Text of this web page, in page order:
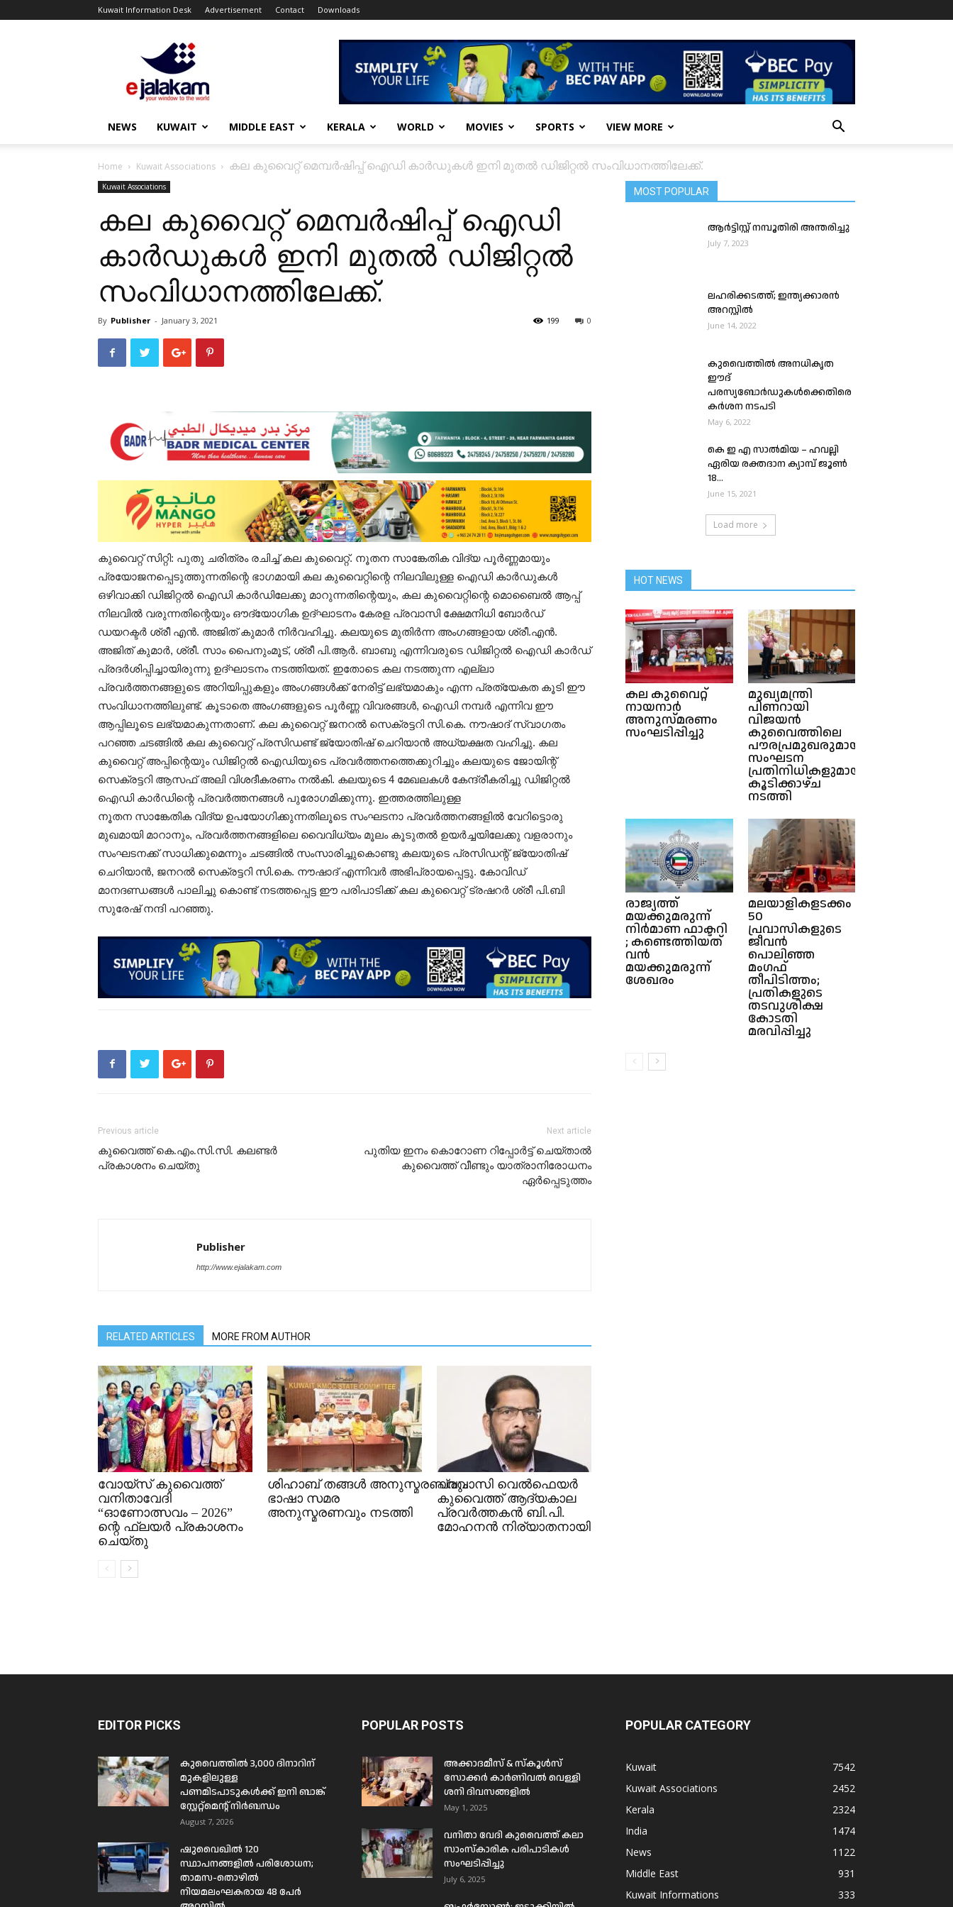
Kuwait Information Desk Advertisement Contact Downloads
ejalakam
NEWS KUWAIT MIDDLE EAST KERALA WORLD MOVIES SPORTS VIEW MORE
Home Kuwait Associations കല കുവൈറ്റ്‌ മെമ്പർഷിപ്പ്‌ ഐഡി കാർഡുകൾ ഇനി മുതൽ ഡിജിറ്റൽ സംവിധാനത്തിലേക്ക്.
Kuwait Associations
കല കുവൈറ്റ്‌ മെമ്പർഷിപ്പ്‌ ഐഡി
കാർഡുകൾ ഇനി മുതൽ ഡിജിറ്റൽ
സംവിധാനത്തിലേക്ക്.
By Publisher - January 3, 2021 0
199
കുവൈറ്റ് സിറ്റി: പുതു ചരിത്രം രചിച്ച് കല കുവൈറ്റ്. നൂതന സാങ്കേതിക വിദ്യ പൂർണ്ണമായും
പ്രയോജനപ്പെടുത്തുന്നതിന്റെ ഭാഗമായി കല കുവൈറ്റിന്റെ നിലവിലുള്ള ഐഡി കാർഡുകൾ
ഒഴിവാക്കി ഡിജിറ്റൽ ഐഡി കാർഡിലേക്കു മാറുന്നതിന്റെയും, കല കുവൈറ്റിന്റെ മൊബൈൽ ആപ്പ്
നിലവിൽ വരുന്നതിന്റെയും ഔദ്യോഗിക ഉദ്‌ഘാടനം കേരള പ്രവാസി ക്ഷേമനിധി ബോർഡ്
ഡയറക്ടർ ശ്രീ എൻ. അജിത് കുമാർ നിർവഹിച്ചു. കലയുടെ മുതിർന്ന അംഗങ്ങളായ ശ്രീ.എൻ.
അജിത് കുമാർ, ശ്രീ. സാം പൈനുംമൂട്, ശ്രീ പി.ആർ. ബാബു എന്നിവരുടെ ഡിജിറ്റൽ ഐഡി കാർഡ്
പ്രദർശിപ്പിച്ചായിരുന്നു ഉദ്ഘാടനം നടത്തിയത്. ഇതോടെ കല നടത്തുന്ന എല്ലാ
പ്രവർത്തനങ്ങളുടെ അറിയിപ്പുകളും അംഗങ്ങൾക്ക് നേരിട്ട് ലഭ്യമാകും എന്ന പ്രത്യേകത കൂടി ഈ
സംവിധാനത്തിലുണ്ട്. കൂടാതെ അംഗങ്ങളുടെ പൂർണ്ണ വിവരങ്ങൾ, ഐഡി നമ്പർ എന്നിവ ഈ
ആപ്പിലൂടെ ലഭ്യമാകുന്നതാണ്. കല കുവൈറ്റ് ജനറൽ സെക്രട്ടറി സി.കെ. നൗഷാദ് സ്വാഗതം
പറഞ്ഞ ചടങ്ങിൽ കല കുവൈറ്റ് പ്രസിഡണ്ട് ജ്യോതിഷ് ചെറിയാൻ അധ്യക്ഷത വഹിച്ചു. കല
കുവൈറ്റ് അപ്പിന്റെയും ഡിജിറ്റൽ ഐഡിയുടെ പ്രവർത്തനത്തെക്കുറിച്ചും കലയുടെ ജോയിന്റ്
സെക്രട്ടറി ആസഫ് അലി വിശദീകരണം നൽകി. കലയുടെ 4 മേഖലകൾ കേന്ദ്രീകരിച്ചു ഡിജിറ്റൽ
ഐഡി കാർഡിന്റെ പ്രവർത്തനങ്ങൾ പുരോഗമിക്കുന്നു. ഇത്തരത്തിലുള്ള
നൂതന സാങ്കേതിക വിദ്യ ഉപയോഗിക്കുന്നതിലൂടെ സംഘടനാ പ്രവർത്തനങ്ങളിൽ വേറിട്ടൊരു
മുഖമായി മാറാനും, പ്രവർത്തനങ്ങളിലെ വൈവിധ്യം മൂലം കൂടുതൽ ഉയർച്ചയിലേക്കു വളരാനും
സംഘടനക്ക് സാധിക്കുമെന്നും ചടങ്ങിൽ സംസാരിച്ചുകൊണ്ടു കലയുടെ പ്രസിഡന്റ് ജ്യോതിഷ്
ചെറിയാൻ, ജനറൽ സെക്രട്ടറി സി.കെ. നൗഷാദ് എന്നിവർ അഭിപ്രായപ്പെട്ടു. കോവിഡ്
മാനദണ്ഡങ്ങൾ പാലിച്ചു കൊണ്ട് നടത്തപ്പെട്ട ഈ പരിപാടിക്ക് കല കുവൈറ്റ് ട്രഷറർ ശ്രീ പി.ബി
സുരേഷ് നന്ദി പറഞ്ഞു.
Previous article
കുവൈത്ത് കെ.എം.സി.സി. കലണ്ടർ
പ്രകാശനം ചെയ്തു
Next article
പുതിയ ഇനം കൊറോണ റിപ്പോർട്ട് ചെയ്താൽ
കുവൈത്ത് വീണ്ടും യാത്രാനിരോധനം
ഏർപ്പെടുത്തം
Publisher
http://www.ejalakam.com
RELATED ARTICLES MORE FROM AUTHOR
വോയ്സ് കുവൈത്ത്
വനിതാവേദി
“ഓണോത്സവം – 2026”
ന്റെ ഫ്ലയർ പ്രകാശനം
ചെയ്തു
ശിഹാബ് തങ്ങൾ അനുസ്മരണവും
ഭാഷാ സമര
അനുസ്മരണവും നടത്തി
പ്രവാസി വെൽഫെയർ
കുവൈത്ത് ആദ്യകാല
പ്രവർത്തകൻ ബി.പി.
മോഹനൻ നിര്യാതനായി
MOST POPULAR
ആര്‍ട്ടിസ്റ്റ് നമ്പൂതിരി അന്തരിച്ചു
July 7, 2023
ലഹരിക്കടത്ത്; ഇന്ത്യക്കാരൻ
അറസ്റ്റിൽ
June 14, 2022
കുവൈത്തിൽ അനധികൃത
ഈദ്
പരസ്യബോർഡുകൾക്കെതിരെ
കർശന നടപടി
May 6, 2022
കെ ഇ എ സാൽമിയ – ഹവല്ലി
ഏരിയ രക്തദാന ക്യാമ്പ് ജൂൺ
18...
June 15, 2021
Load more
HOT NEWS
കല കുവൈറ്റ്
നായനാർ
അനുസ്മരണം
സംഘടിപ്പിച്ചു
മുഖ്യമന്ത്രി
പിണറായി
വിജയൻ
കുവൈത്തിലെ
പൗരപ്രമുഖരുമായും
സംഘടന
പ്രതിനിധികളുമായും
കൂടിക്കാഴ്ച
നടത്തി
രാജ്യത്ത്
മയക്കുമരുന്ന്
നിർമാണ ഫാക്ടറി
; കണ്ടെത്തിയത്
വൻ
മയക്കുമരുന്ന്
ശേഖരം
മലയാളികളടക്കം
50
പ്രവാസികളുടെ
ജീവൻ
പൊലിഞ്ഞ
മംഗഫ്
തീപിടിത്തം;
പ്രതികളുടെ
തടവുശിക്ഷ
കോടതി
മരവിപ്പിച്ചു
EDITOR PICKS
കുവൈത്തിൽ 3,000 ദിനാറിന്
മുകളിലുള്ള
പണമിടപാടുകൾക്ക് ഇനി ബാങ്ക്
സ്റ്റേറ്റ്മെന്റ് നിർബന്ധം
August 7, 2026
ഷുവൈഖിൽ 120
സ്ഥാപനങ്ങളിൽ പരിശോധന;
താമസ-തൊഴിൽ
നിയമലംഘകരായ 48 പേർ
POPULAR POSTS
അക്കാദമീസ് & സ്കൂൾസ്
സോക്കർ കാർണിവൽ വെള്ളി
ശനി ദിവസങ്ങളിൽ
May 1, 2025
വനിതാ വേദി കുവൈത്ത് കലാ
സാംസ്കാരിക പരിപാടികൾ
സംഘടിപ്പിച്ചു
July 6, 2025
POPULAR CATEGORY
Kuwait
7542
Kuwait Associations
2452
Kerala
2324
India
1474
News
1122
Middle East
931
Kuwait Informations
333